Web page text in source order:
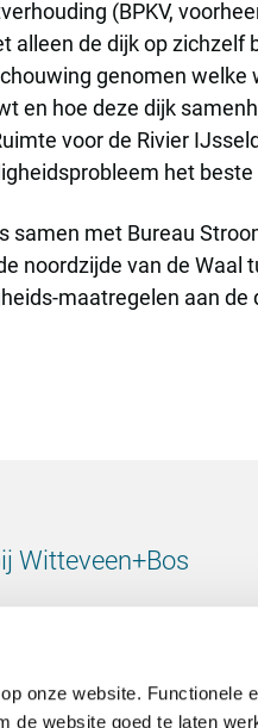
onze website. Functionele
de website goed te laten
(BPKV,
de dijk op zichzelf
genomen
en hoe deze dijk
voor de Rivier
het beste
met Bureau
noordzijde van de Waal
maatregelen aan
Witteveen+Bos